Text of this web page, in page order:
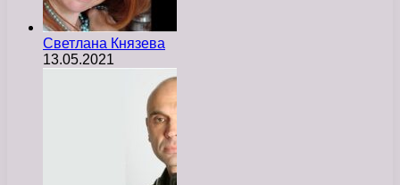
Светлана Князева
13.05.2021